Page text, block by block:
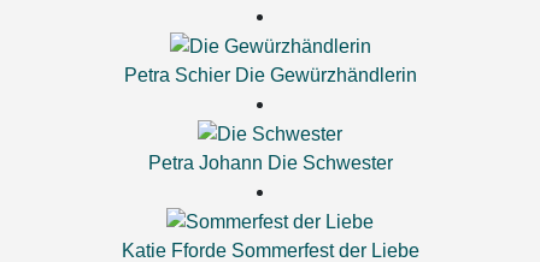
Petra Schier Die Gewürzhändlerin
Petra Johann Die Schwester
Katie Fforde Sommerfest der Liebe